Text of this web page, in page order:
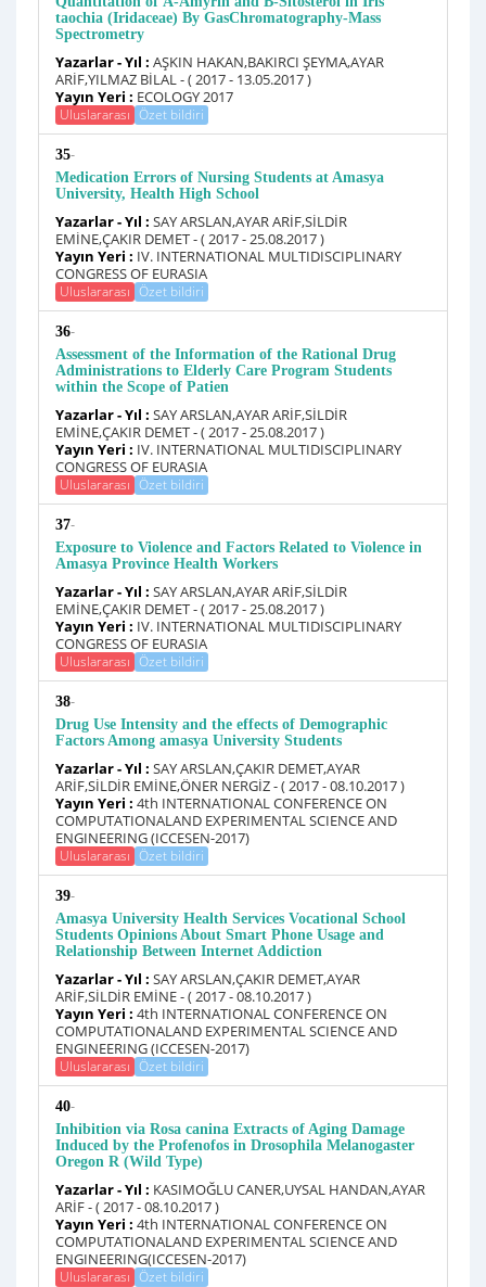
taochia (Iridaceae) By GasChromatography-Mass
Spectrometry
Yazarlar - Yıl : AŞKIN HAKAN,BAKIRCI ŞEYMA,AYAR
ARİF,YILMAZ BİLAL - ( 2017 - 13.05.2017 )
Yayın Yeri : ECOLOGY 2017
Uluslararası Özet bildiri
35-
Medication Errors of Nursing Students at Amasya
University, Health High School
Yazarlar - Yıl : SAY ARSLAN,AYAR ARİF,SİLDİR
EMİNE,ÇAKIR DEMET - ( 2017 - 25.08.2017 )
Yayın Yeri : IV. INTERNATIONAL MULTIDISCIPLINARY
CONGRESS OF EURASIA
Uluslararası Özet bildiri
36-
Assessment of the Information of the Rational Drug
Administrations to Elderly Care Program Students
within the Scope of Patien
Yazarlar - Yıl : SAY ARSLAN,AYAR ARİF,SİLDİR
EMİNE,ÇAKIR DEMET - ( 2017 - 25.08.2017 )
Yayın Yeri : IV. INTERNATIONAL MULTIDISCIPLINARY
CONGRESS OF EURASIA
Uluslararası Özet bildiri
37-
Exposure to Violence and Factors Related to Violence in
Amasya Province Health Workers
Yazarlar - Yıl : SAY ARSLAN,AYAR ARİF,SİLDİR
EMİNE,ÇAKIR DEMET - ( 2017 - 25.08.2017 )
Yayın Yeri : IV. INTERNATIONAL MULTIDISCIPLINARY
CONGRESS OF EURASIA
Uluslararası Özet bildiri
38-
Drug Use Intensity and the effects of Demographic
Factors Among amasya University Students
Yazarlar - Yıl : SAY ARSLAN,ÇAKIR DEMET,AYAR
ARİF,SİLDİR EMİNE,ÖNER NERGİZ - ( 2017 - 08.10.2017 )
Yayın Yeri : 4th INTERNATIONAL CONFERENCE ON
COMPUTATIONALAND EXPERIMENTAL SCIENCE AND
ENGINEERING (ICCESEN-2017)
Uluslararası Özet bildiri
39-
Amasya University Health Services Vocational School
Students Opinions About Smart Phone Usage and
Relationship Between Internet Addiction
Yazarlar - Yıl : SAY ARSLAN,ÇAKIR DEMET,AYAR
ARİF,SİLDİR EMİNE - ( 2017 - 08.10.2017 )
Yayın Yeri : 4th INTERNATIONAL CONFERENCE ON
COMPUTATIONALAND EXPERIMENTAL SCIENCE AND
ENGINEERING (ICCESEN-2017)
Uluslararası Özet bildiri
40-
Inhibition via Rosa canina Extracts of Aging Damage
Induced by the Profenofos in Drosophila Melanogaster
Oregon R (Wild Type)
Yazarlar - Yıl : KASIMOĞLU CANER,UYSAL HANDAN,AYAR
ARİF - ( 2017 - 08.10.2017 )
Yayın Yeri : 4th INTERNATIONAL CONFERENCE ON
COMPUTATIONALAND EXPERIMENTAL SCIENCE AND
ENGINEERING(ICCESEN-2017)
Uluslararası Özet bildiri